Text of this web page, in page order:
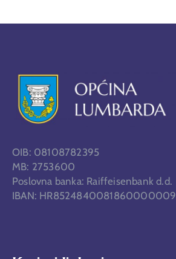
OIB: 08108782395
MB: 2753600
Poslovna banka: Raiffeisenbank d.d.
IBAN: HR8524840081860000009